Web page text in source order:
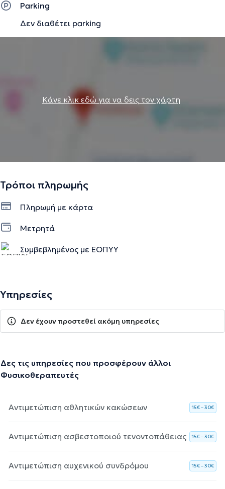
Parking
Δεν διαθέτει parking
Κάνε κλικ εδώ για να δεις τον χάρτη
Τρόποι πληρωμής
Πληρωμή με κάρτα
Μετρητά
Συμβεβλημένος με ΕΟΠΥΥ
Υπηρεσίες
Δεν έχουν προστεθεί ακόμη υπηρεσίες
Δες τις υπηρεσίες που προσφέρουν άλλοι
Φυσικοθεραπευτές
Αντιμετώπιση αθλητικών κακώσεων 15€ – 30€
Αντιμετώπιση ασβεστοποιού τενοντοπάθειας 15€ – 30€
Αντιμετώπιση αυχενικού συνδρόμου 15€ – 30€